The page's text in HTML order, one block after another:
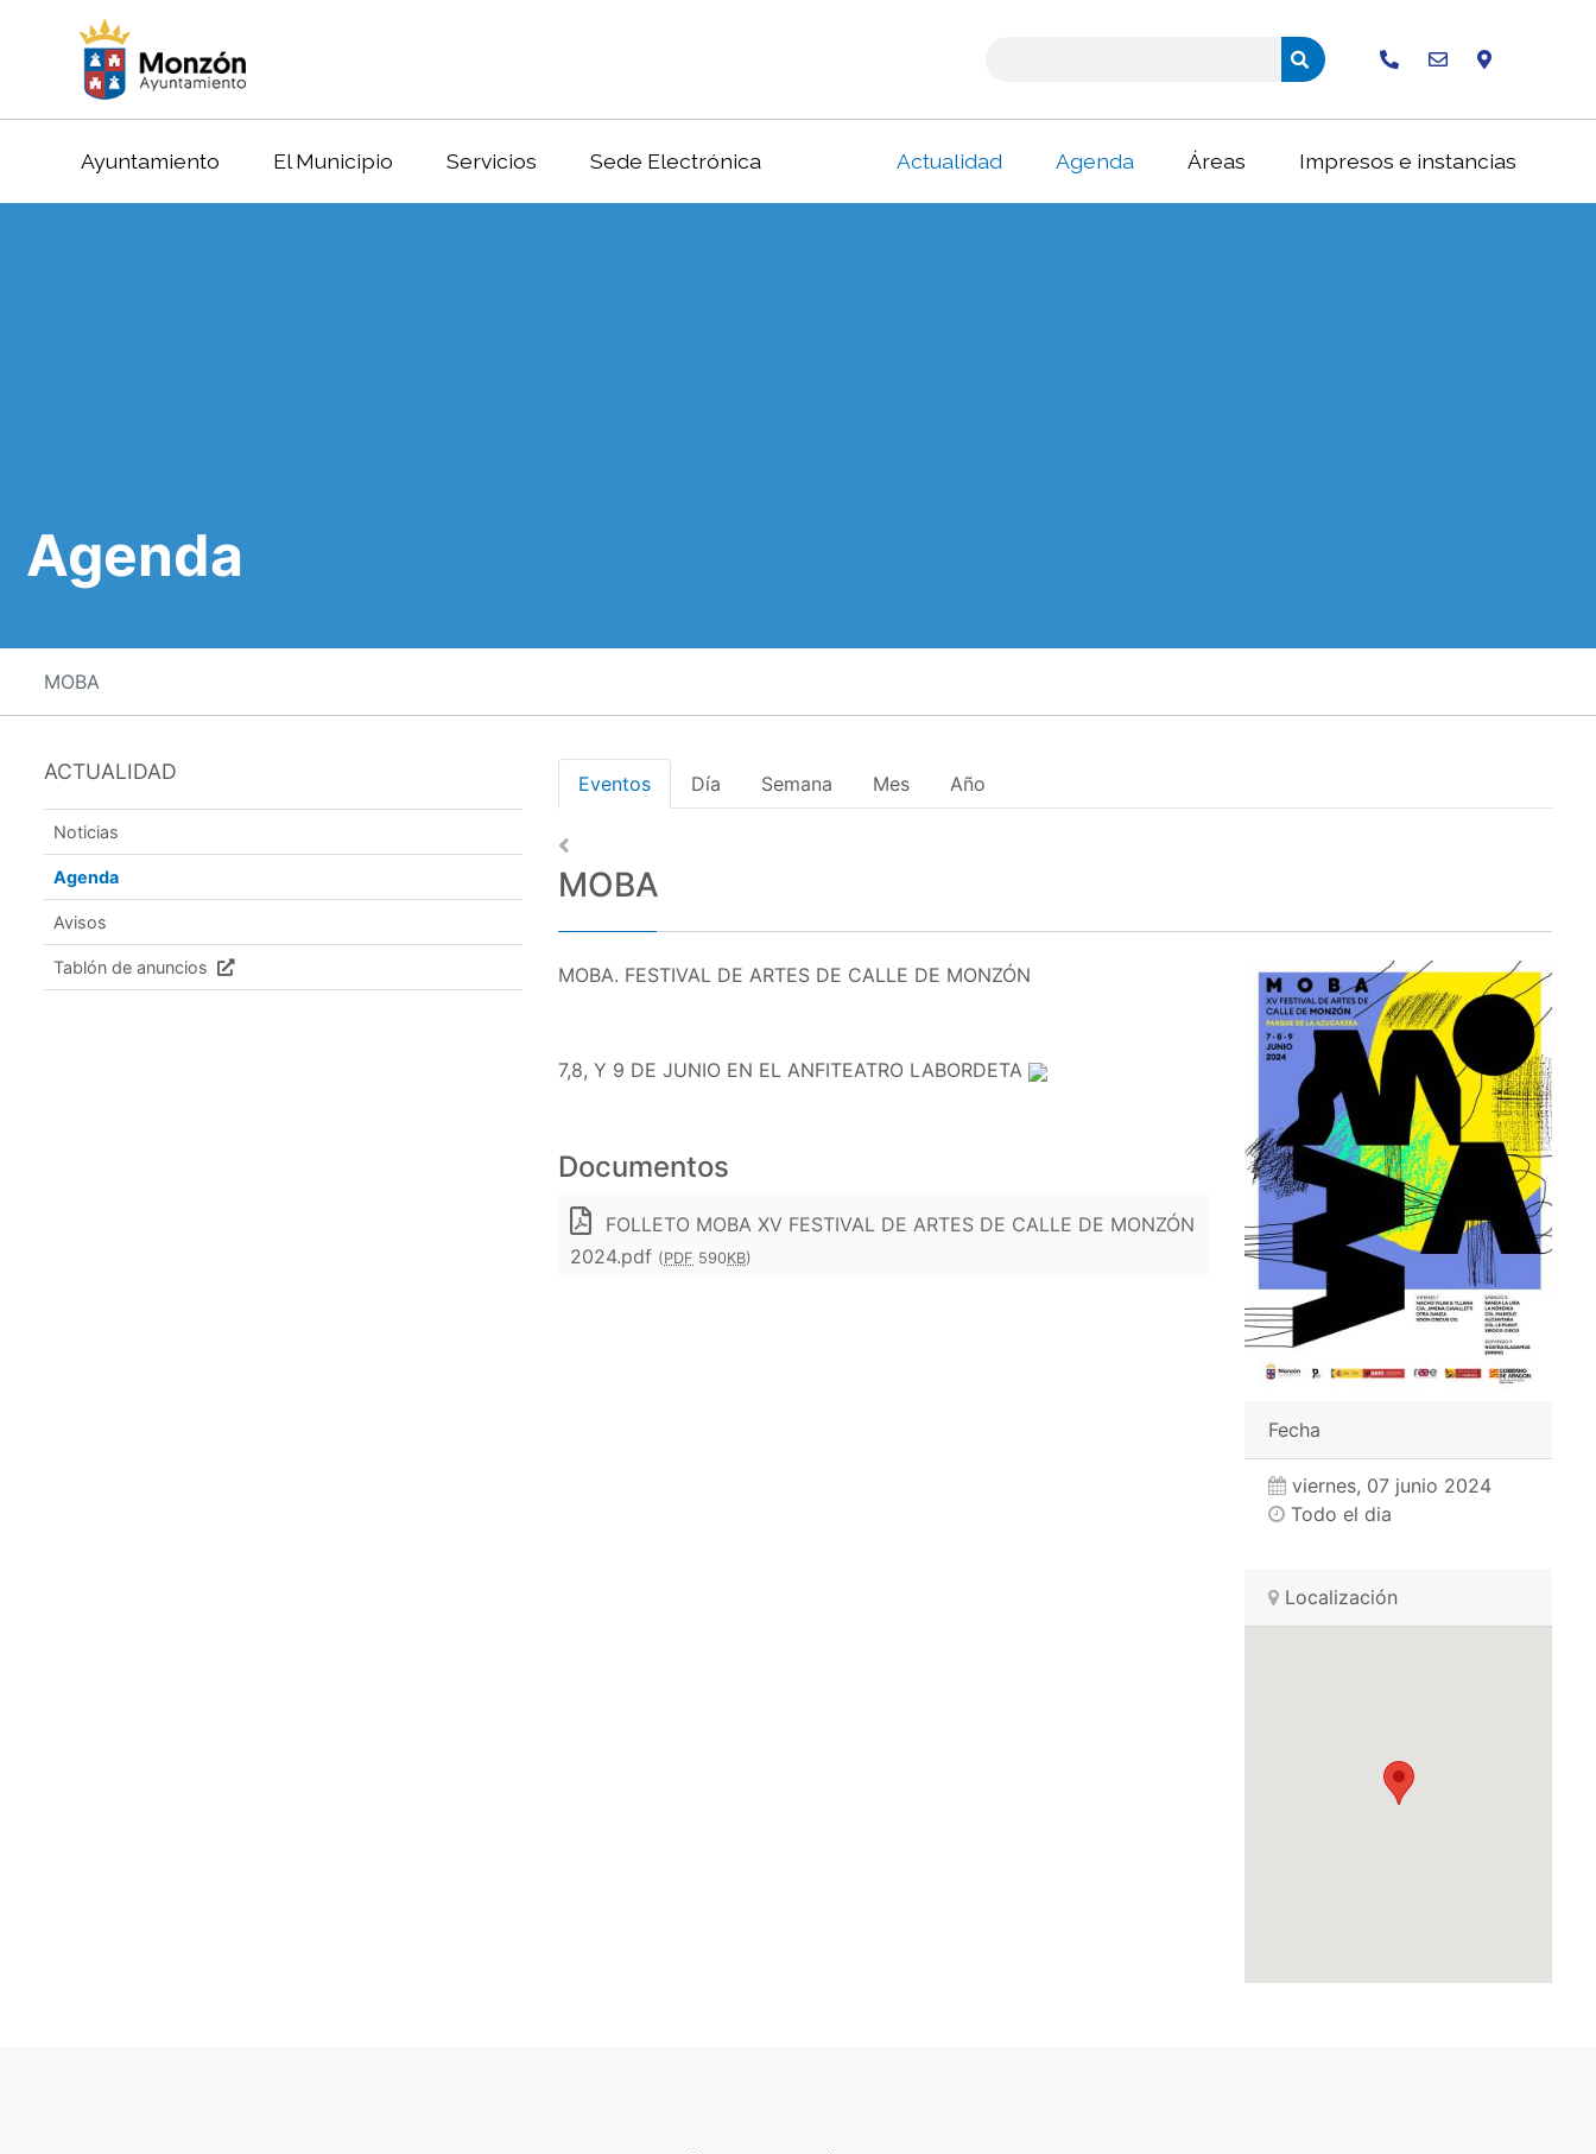
Ayuntamiento El Municipio Servicios Sede Electrónica Actualidad Agenda Áreas Impresos e instancias
Agenda
MOBA
ACTUALIDAD
Noticias
Agenda
Avisos
Tablón de anuncios
Eventos Día Semana Mes Año
MOBA
MOBA. FESTIVAL DE ARTES DE CALLE DE MONZÓN
7,8, Y 9 DE JUNIO EN EL ANFITEATRO LABORDETA
Documentos
FOLLETO MOBA XV FESTIVAL DE ARTES DE CALLE DE MONZÓN
2024.pdf (PDF 590KB)
Fecha
viernes, 07 junio 2024
Todo el dia
Localización